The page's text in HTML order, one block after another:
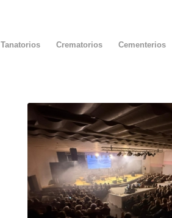
Tanatorios Crematorios Cementerios